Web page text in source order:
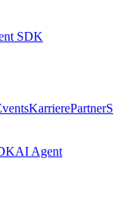
SDK
KarrierePartnerS
AI Agent